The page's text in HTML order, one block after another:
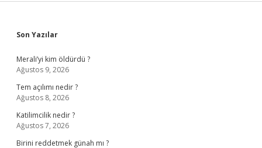
Sidebar
Son Yazılar
Merali’yi kim öldürdü ?
Ağustos 9, 2026
Tem açılımı nedir ?
Ağustos 8, 2026
Katilimcilik nedir ?
Ağustos 7, 2026
Birini reddetmek günah mı ?